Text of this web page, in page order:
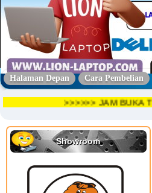
Halaman Depan Cara Pembelian
>>>>>> JAM
Showroom